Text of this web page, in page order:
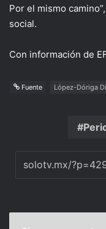
Por el mismo
social.
Con información de
Fuente López-Dóriga